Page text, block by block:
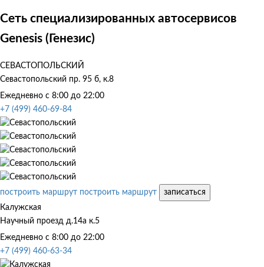
Сеть специализированных автосервисов
Genesis (Генезис)
СЕВАСТОПОЛЬСКИЙ
Севастопольский пр. 95 б, к.8
Ежедневно с 8:00 до 22:00
+7 (499) 460-69-84
построить маршрут построить маршрут
записаться
Калужская
Научный проезд д.14а к.5
Ежедневно с 8:00 до 22:00
+7 (499) 460-63-34